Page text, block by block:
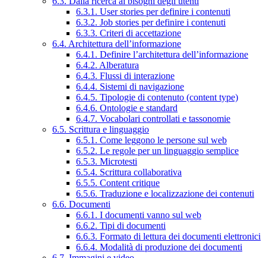
6.3.1. User stories per definire i contenuti
6.3.2. Job stories per definire i contenuti
6.3.3. Criteri di accettazione
6.4. Architettura dell’informazione
6.4.1. Definire l’architettura dell’informazione
6.4.2. Alberatura
6.4.3. Flussi di interazione
6.4.4. Sistemi di navigazione
6.4.5. Tipologie di contenuto (content type)
6.4.6. Ontologie e standard
6.4.7. Vocabolari controllati e tassonomie
6.5. Scrittura e linguaggio
6.5.1. Come leggono le persone sul web
6.5.2. Le regole per un linguaggio semplice
6.5.3. Microtesti
6.5.4. Scrittura collaborativa
6.5.5. Content critique
6.5.6. Traduzione e localizzazione dei contenuti
6.6. Documenti
6.6.1. I documenti vanno sul web
6.6.2. Tipi di documenti
6.6.3. Formato di lettura dei documenti elettronici
6.6.4. Modalità di produzione dei documenti